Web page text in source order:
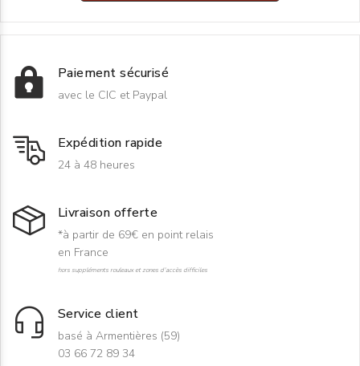
Paiement sécurisé
avec le CIC et Paypal
Expédition rapide
24 à 48 heures
Livraison offerte
*à partir de 69€ en point relais
en France
hors suppléments rouleaux et zones d'accès difficiles
Service client
basé à Armentières (59)
03 66 72 89 34